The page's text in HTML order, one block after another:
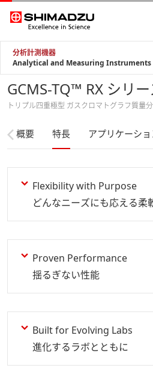
分析計測機器
Analytical and Measuring Instruments
GCMS-TQ™ RX シリ
トリプル四重極型 ガスクロマトグラフ質量
概要 特長 アプリケーショ
Flexibility with Purpose
どんなニーズにも応える柔
Proven Performance
揺るぎない性能
Built for Evolving Labs
進化するラボとともに